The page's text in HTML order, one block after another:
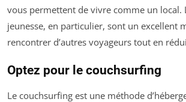
vous permettent de vivre comme un local.
jeunesse, en particulier, sont un excellent
rencontrer d’autres voyageurs tout en
Optez pour le couchsurfing
Le couchsurfing est une méthode